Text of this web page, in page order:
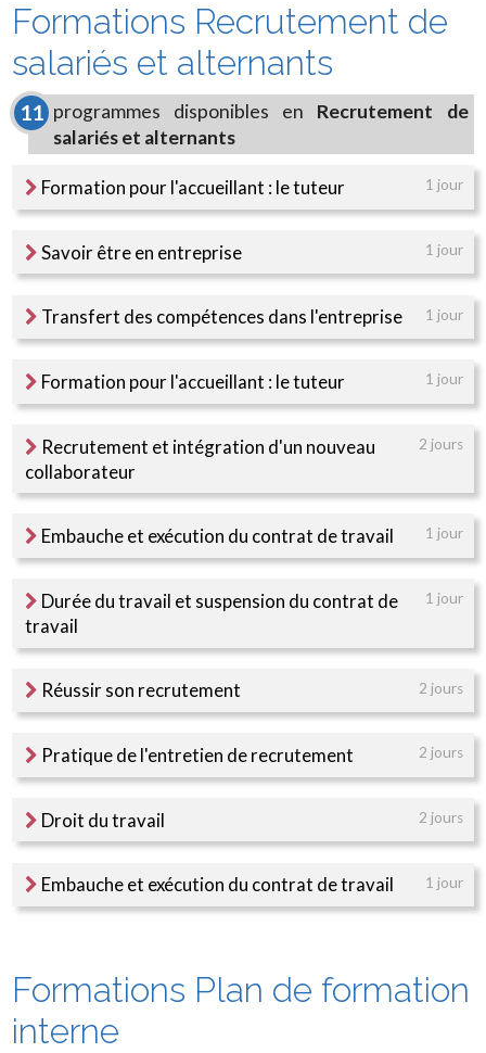
Formations Recrutement de
salariés et alternants
11 programmes disponibles en Recrutement de
salariés et alternants
Formation pour l'accueillant : le tuteur 1 jour
Savoir être en entreprise 1 jour
Transfert des compétences dans l'entreprise 1 jour
Formation pour l'accueillant : le tuteur 1 jour
Recrutement et intégration d'un nouveau
collaborateur
2 jours
Embauche et exécution du contrat de travail 1 jour
Durée du travail et suspension du contrat de
travail
1 jour
Réussir son recrutement 2 jours
Pratique de l'entretien de recrutement 2 jours
Droit du travail 2 jours
Embauche et exécution du contrat de travail 1 jour
Formations Plan de formation
interne